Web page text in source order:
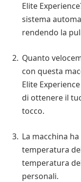
Elite
sistema
rendendo la
Quanto
con questa
Elite
di ottenere il
tocco.
La macchina
temperatura
temperatura
personali.